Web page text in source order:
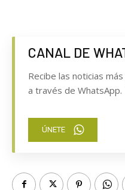
CANAL DE
Recibe las noticias
a través de
ÚNETE